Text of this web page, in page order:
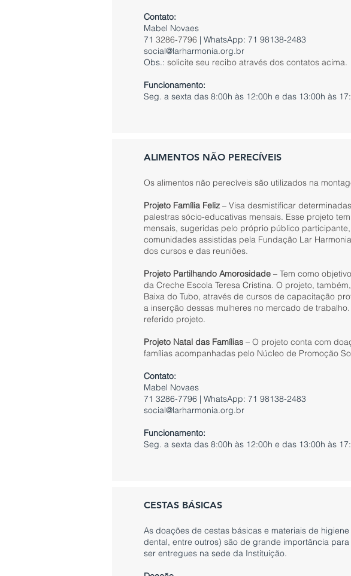
Contato:
Mabel Novaes
71 3286-7796 | WhatsApp: 71 98138-2483
social@larharmonia.org.br
Obs.: solicite seu recibo através dos contatos acima.
Funcionamento:
Seg. a sexta das 8:00h às 12:00h e das 13:00h às
ALIMENTOS NÃO PERECÍVEIS
Os alimentos não perecíveis são utilizados na
Projeto Família Feliz – Visa desmistificar
palestras sócio-educativas mensais. Esse projeto
mensais, sugeridas pelo próprio público
comunidades assistidas pela Fundação Lar
dos cursos e das reuniões.
Projeto Partilhando Amorosidade – Tem como
da Creche Escola Teresa Cristina. O projeto,
Baixa do Tubo, através de cursos de capacitação
a inserção dessas mulheres no mercado de
referido projeto.
Projeto Natal das Famílias – O projeto conta com
famílias acompanhadas pelo Núcleo de Promoção
Contato:
Mabel Novaes
71 3286-7796 | WhatsApp: 71 98138-2483
social@larharmonia.org.br
Funcionamento:
Seg. a sexta das 8:00h às 12:00h e das 13:00h às
CESTAS BÁSICAS
As doações de cestas básicas e materiais de
dental, entre outros) são de grande importância
ser entregues na sede da Instituição.